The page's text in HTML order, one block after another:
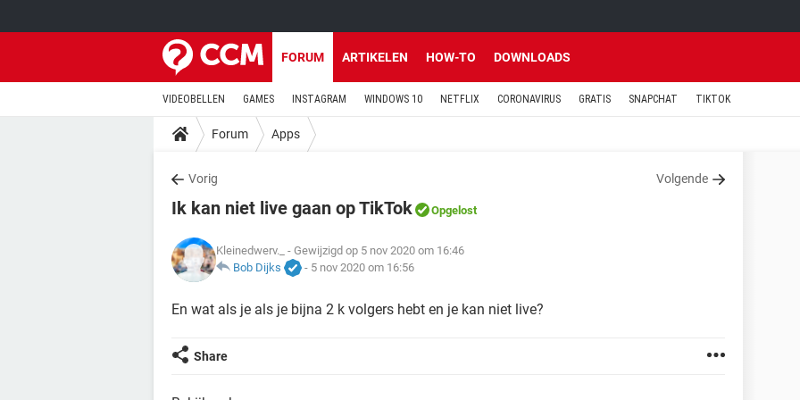
FORUM ARTIKELEN HOW-TO DOWNLOADS
VIDEOBELLEN GAMES INSTAGRAM WINDOWS 10 NETFLIX CORONAVIRUS GRATIS SNAPCHAT TIKTOK
Forum Apps
Vorig Volgende
Ik kan niet live gaan op TikTok Opgelost
Kleinedwerv._
- Gewijzigd op 5 nov 2020 om 16:46
Bob Dijks
- 5 nov 2020 om 16:56
En wat als je als je bijna 2 k volgers hebt en je kan niet live?
Share